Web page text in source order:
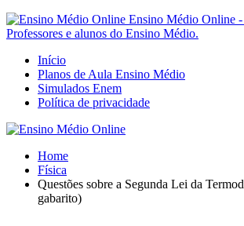
Ensino Médio Online
Professores e alunos do Ensino Médio.
Início
Planos de Aula Ensino Médio
Simulados Enem
Política de privacidade
Home
Física
Questões sobre a Segunda Lei da
gabarito)